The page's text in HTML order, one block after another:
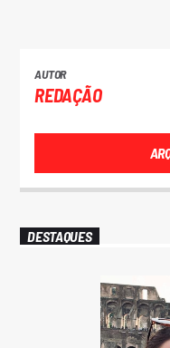
AUTOR
REDAÇÃO
DESTAQUES